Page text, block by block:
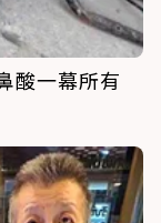
酸一幕所有